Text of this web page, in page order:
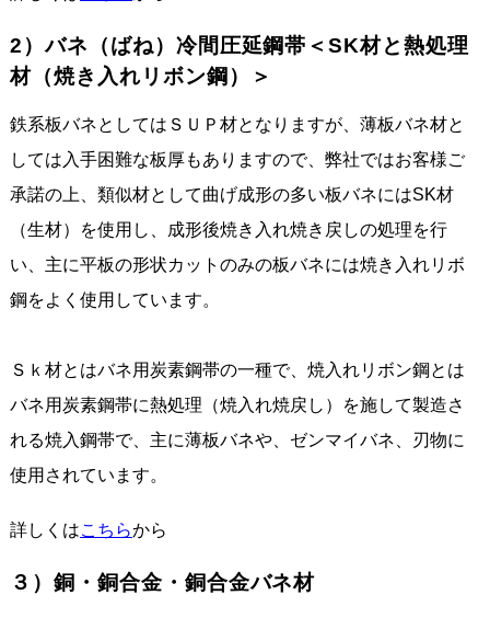
2）バネ（ばね）冷間圧延鋼帯＜SK材と熱処理
材（焼き入れリボン鋼）＞
鉄系板バネとしてはＳＵＰ材となりますが、薄板バネ材と
しては入手困難な板厚もありますので、弊社ではお客様ご
承諾の上、類似材として曲げ成形の多い板バネにはSK材
（生材）を使用し、成形後焼き入れ焼き戻しの処理を行
い、主に平板の形状カットのみの板バネには焼き入れリボ
鋼をよく使用しています。
Ｓｋ材とはバネ用炭素鋼帯の一種で、焼入れリボン鋼とは
バネ用炭素鋼帯に熱処理（焼入れ焼戻し）を施して製造さ
れる焼入鋼帯で、主に薄板バネや、ゼンマイバネ、刃物に
使用されています。
詳しくはこちらから
３）銅・銅合金・銅合金バネ材